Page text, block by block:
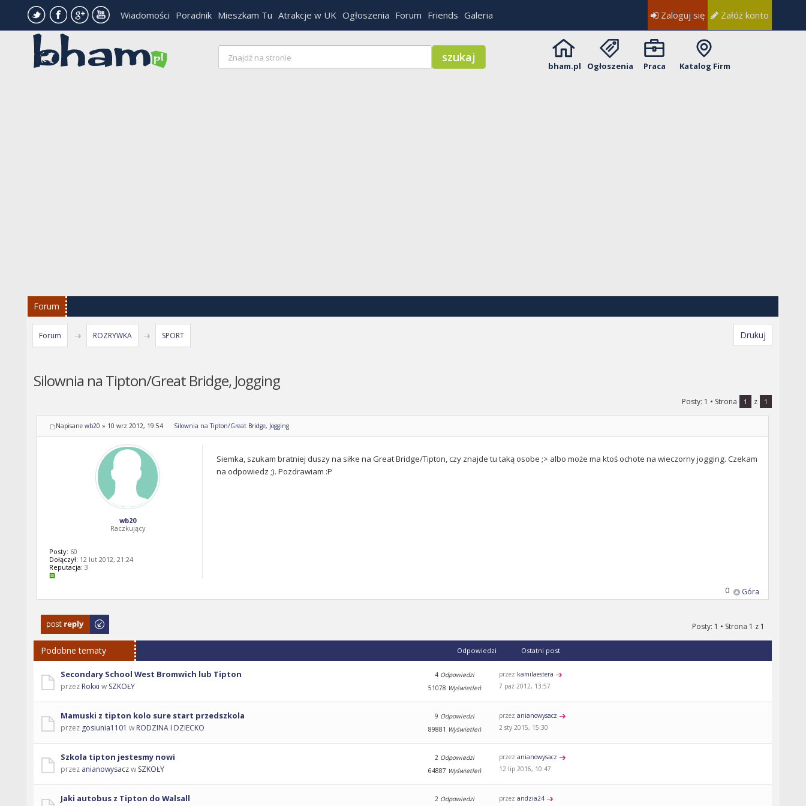
Wiadomości Poradnik Mieszkam Tu Atrakcje w UK Ogłoszenia Forum Friends Galeria Zaloguj się Załóż konto
bham.pl Ogłoszenia Praca Katalog Firm
Forum
Forum ROZRYWKA SPORT Drukuj
Silownia na Tipton/Great Bridge, Jogging
Posty: 1 • Strona 1 z 1
Napisane wb20 » 10 wrz 2012, 19:54 Silownia na Tipton/Great Bridge, Jogging
Siemka, szukam bratniej duszy na siłke na Great Bridge/Tipton, czy znajde tu taką osobe ;> albo może ma ktoś ochote na wieczorny jogging. Czekam
na odpowiedz ;). Pozdrawiam :P
wb20
Raczkujący
Posty: 60
Dołączył: 12 lut 2012, 21:24
Reputacja: 3
Góra
0
Odpowiedz
Posty: 1 • Strona 1 z 1
Podobne tematy Odpowiedzi Ostatni post
Secondary School West Bromwich lub Tipton
przez Rokxi w SZKOŁY
4 Odpowiedzi
51078 Wyświetleń
przez kamilaestera
7 paź 2012, 13:57
Mamuski z tipton kolo sure start przedszkola
przez gosiunia1101 w RODZINA I DZIECKO
9 Odpowiedzi
89881 Wyświetleń
przezanianowysacz
2 sty 2015, 15:30
Szkola tipton jestesmy nowi
przez anianowysaczw SZKOŁY
2 Odpowiedzi
64887 Wyświetleń
przezanianowysacz
12 lip 2016, 10:47
Jaki autobus z Tipton do Walsall 2 Odpowiedzi
przezandzia24